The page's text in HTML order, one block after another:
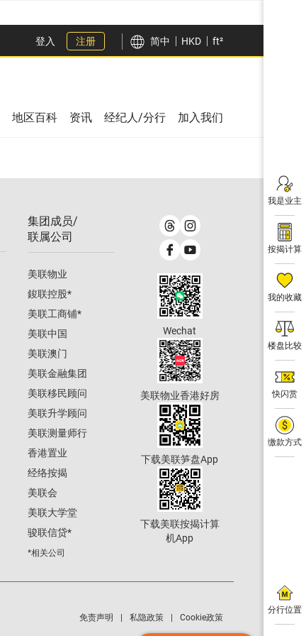
登入 注册 简中 HKD ft²
我是业主
按揭计算
我的收藏
楼盘比较
快闪赏
缴款方式
分行位置
地区百科 资讯 经纪人/分行 加入我们
集团成员/
联属公司
美联物业
鋑联控股*
美联工商铺*
美联中国
美联澳门
美联金融集团
美联移民顾问
美联升学顾问
美联测量师行
香港置业
经络按揭
美联会
美联大学堂
骏联信贷*
*相关公司
Wechat
美联物业香港好房
下载美联笋盘App
下载美联按揭计算
机App
免责声明 私隐政策 Cookie政策